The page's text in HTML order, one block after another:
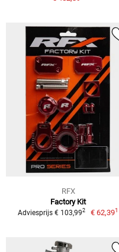
RFX
Factory Kit
Adviesprijs € 103,992 € 62,391